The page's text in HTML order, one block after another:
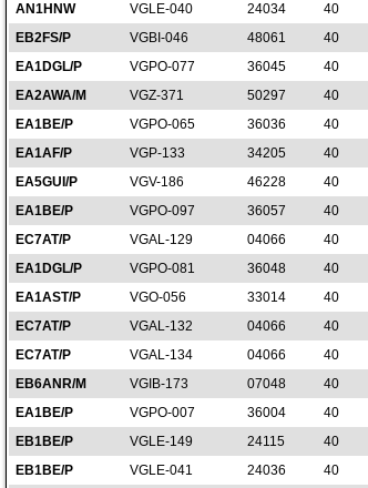
AN1HNW
VGLE-040 24034 40
EB2FS/P
VGBI-046 48061 40
EA1DGL/P
VGPO-077 36045 40
EA2AWA/M
VGZ-371 50297 40
EA1BE/P
VGPO-065 36036 40
EA1AF/P
VGP-133 34205 40
EA5GUI/P
VGV-186 46228 40
EA1BE/P
VGPO-097 36057 40
EC7AT/P
VGAL-129 04066 40
EA1DGL/P
VGPO-081 36048 40
EA1AST/P
VGO-056 33014 40
EC7AT/P
VGAL-132 04066 40
EC7AT/P
VGAL-134 04066 40
EB6ANR/M
VGIB-173 07048 40
EA1BE/P
VGPO-007 36004 40
EB1BE/P
VGLE-149 24115 40
EB1BE/P
VGLE-041 24036 40